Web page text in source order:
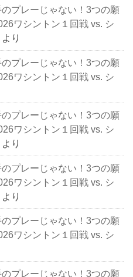
のプレーじゃない！3つの願
ワシントン１回戦 vs. シ
より
のプレーじゃない！3つの願
ワシントン１回戦 vs. シ
のプレーじゃない！3つの願
ワシントン１回戦 vs. シ
より
のプレーじゃない！3つの願
ワシントン１回戦 vs. シ
より
のプレーじゃない！3つの願
ワシントン１回戦 vs. シ
のプレーじゃない！3つの願